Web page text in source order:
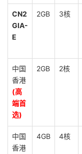
CN2
GIA-
E
2GB 3核
中国
香港
(高
端首
选)
2GB 2核
中国
香港
4GB 4核